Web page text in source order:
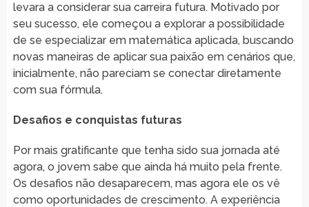
levara a considerar sua carreira futura. Motivado por
seu sucesso, ele começou a explorar a possibilidade
de se especializar em matemática aplicada, buscando
novas maneiras de aplicar sua paixão em cenários que,
inicialmente, não pareciam se conectar diretamente
com sua fórmula.
Desafios e conquistas futuras
Por mais gratificante que tenha sido sua jornada até
agora, o jovem sabe que ainda há muito pela frente.
Os desafios não desaparecem, mas agora ele os vê
como oportunidades de crescimento. A experiência